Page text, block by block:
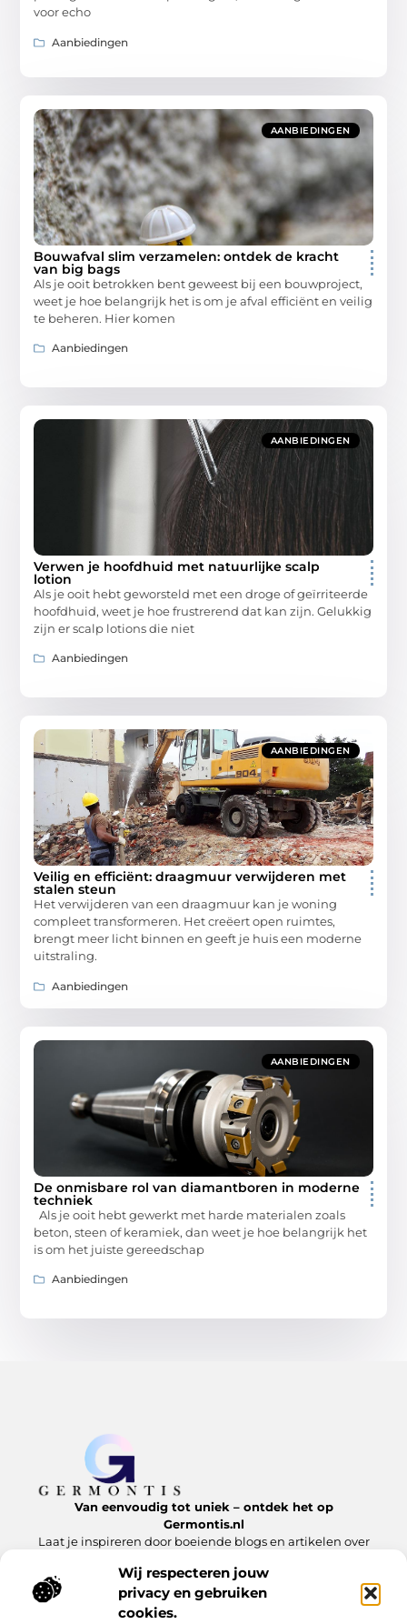
Wij respecteren jouw
privacy en gebruiken
cookies.
voor echo
Aanbiedingen
AANBIEDINGEN
Bouwafval slim verzamelen: ontdek de kracht
van big bags
Als je ooit betrokken bent geweest bij een bouwproject,
weet je hoe belangrijk het is om je afval efficiënt en veilig
te beheren. Hier komen
Aanbiedingen
AANBIEDINGEN
Verwen je hoofdhuid met natuurlijke scalp
lotion
Als je ooit hebt geworsteld met een droge of geïrriteerde
hoofdhuid, weet je hoe frustrerend dat kan zijn. Gelukkig
zijn er scalp lotions die niet
Aanbiedingen
AANBIEDINGEN
Veilig en efficiënt: draagmuur verwijderen met
stalen steun
Het verwijderen van een draagmuur kan je woning
compleet transformeren. Het creëert open ruimtes,
brengt meer licht binnen en geeft je huis een moderne
uitstraling.
Aanbiedingen
AANBIEDINGEN
De onmisbare rol van diamantboren in moderne
techniek
Als je ooit hebt gewerkt met harde materialen zoals
beton, steen of keramiek, dan weet je hoe belangrijk het
is om het juiste gereedschap
Aanbiedingen
Van eenvoudig tot uniek – ontdek het op
Germontis.nl
Laat je inspireren door boeiende blogs en artikelen over
Bericht categorie